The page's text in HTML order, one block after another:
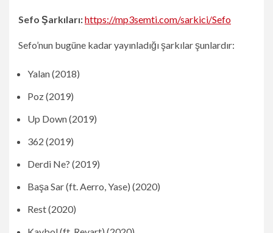
Sefo Şarkıları:https://mp3semti.com/sarkici/Sefo
Sefo’nun bugüne kadar yayınladığı şarkılar şunlardır:
Yalan (2018)
Poz (2019)
Up Down (2019)
362 (2019)
Derdi Ne? (2019)
Başa Sar (ft. Aerro, Yase) (2020)
Rest (2020)